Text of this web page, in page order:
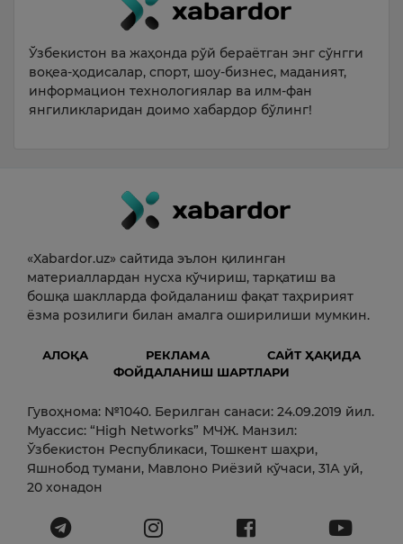
Ўзбекистон ва жаҳонда рўй бераётган энг сўнгги
воқеа-ҳодисалар, спорт, шоу-бизнес, маданият,
информацион технологиялар ва илм-фан
янгиликларидан доимо хабардор бўлинг!
«Xabardor.uz» сайтида эълон қилинган
материаллардан нусха кўчириш, тарқатиш ва
бошқа шаклларда фойдаланиш фақат таҳририят
ёзма розилиги билан амалга оширилиши мумкин.
АЛОҚА РЕКЛАМА
САЙТ ҲАҚИДА
ФОЙДАЛАНИШ ШАРТЛАРИ
Гувоҳнома: №1040. Берилган санаси: 24.09.2019 йил.
Муассис: “High Networks” МЧЖ. Манзил:
Ўзбекистон Республикаси, Тошкент шаҳри,
Яшнобод тумани, Мавлоно Риёзий кўчаси, 31А уй,
20 хонадон